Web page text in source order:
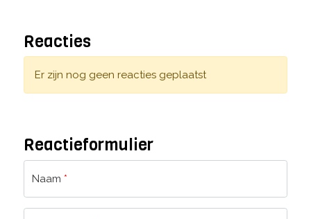
Reacties
Er zijn nog geen reacties geplaatst
Reactieformulier
Naam *